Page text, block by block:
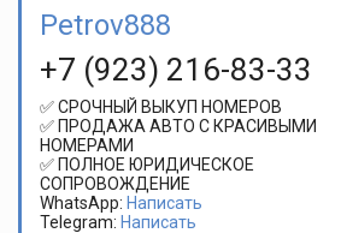
Petrov888
+7 (923) 216-83-33
✅ СРОЧНЫЙ ВЫКУП НОМЕРОВ
✅ ПРОДАЖА АВТО С КРАСИВЫМИ
НОМЕРАМИ
✅ ПОЛНОЕ ЮРИДИЧЕСКОЕ
СОПРОВОЖДЕНИЕ
WhatsApp: Написать
Telegram: Написать